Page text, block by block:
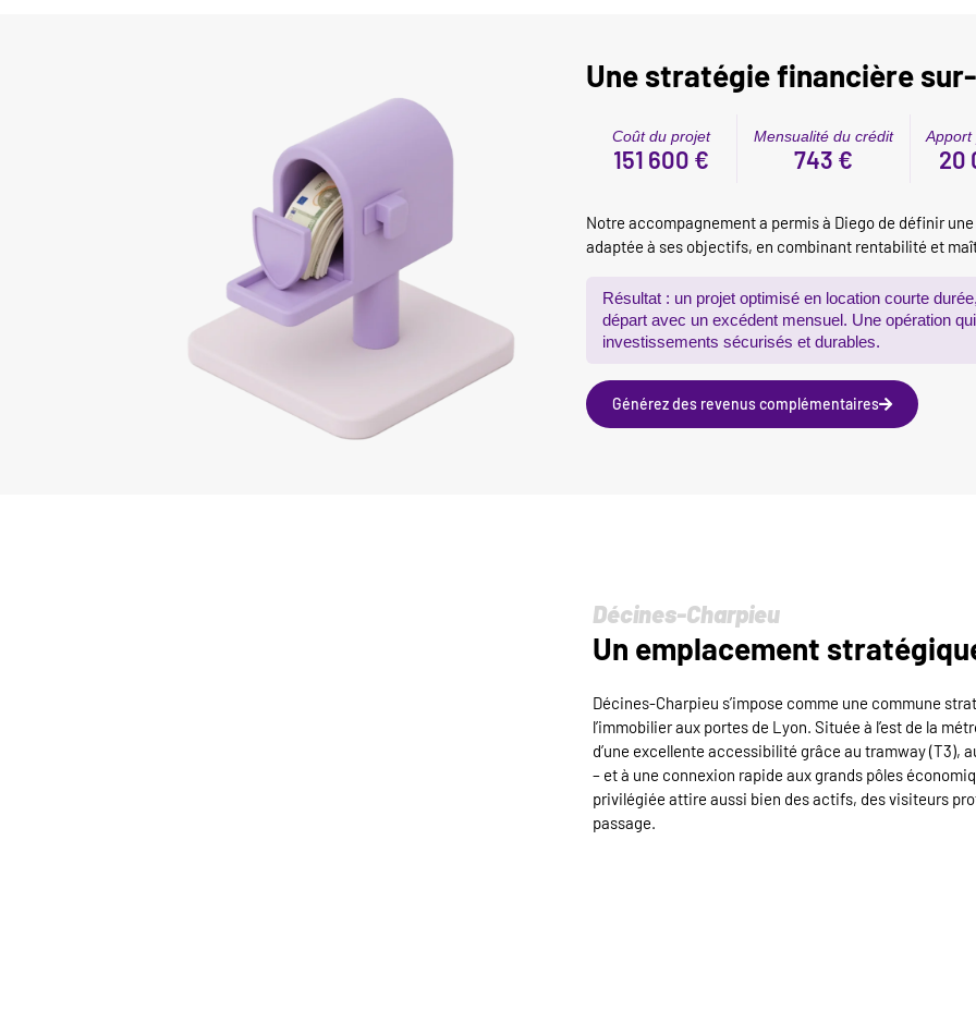
Une stratégie financière
Coût du projet
151 600 €
Mensualité du crédit
743 €
Apport
20
Notre accompagnement a permis à Diego de définir
adaptée à ses objectifs, en combinant rentabilité et
Résultat : un projet optimisé en location courte
départ avec un excédent mensuel. Une opération
investissements sécurisés et durables.
Générez des revenus complémentaires
Décines-Charpieu
Un emplacement
Décines-Charpieu s’impose comme une commune
l’immobilier aux portes de Lyon. Située à l’est de la
d’une excellente accessibilité grâce au tramway (T3),
– et à une connexion rapide aux grands pôles
privilégiée attire aussi bien des actifs, des visiteurs
passage.